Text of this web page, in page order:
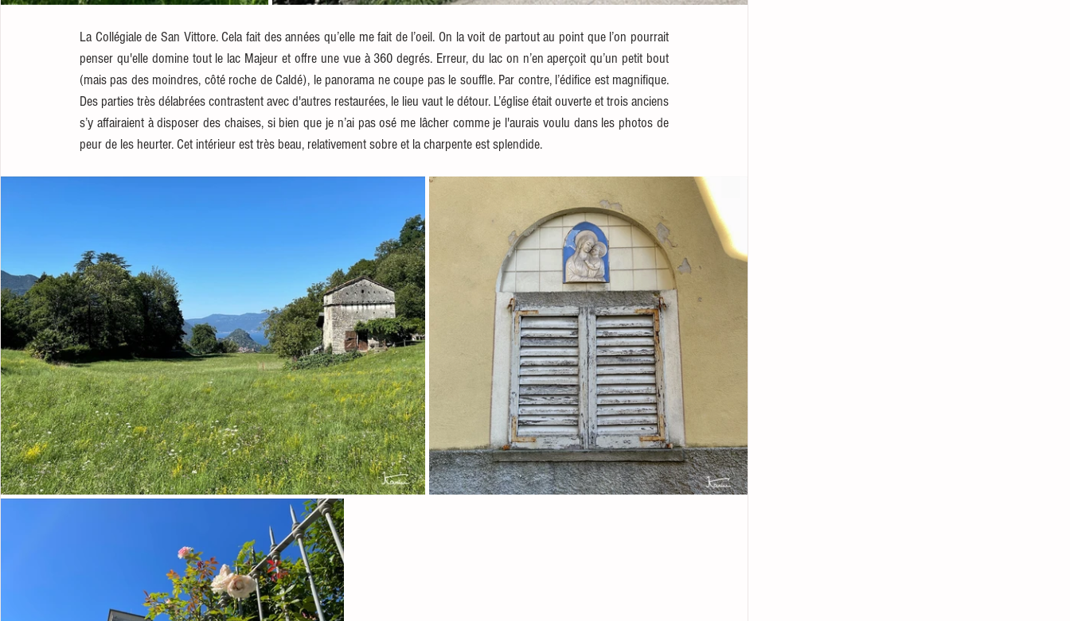
La Collégiale de San Vittore. Cela fait des années qu’elle me fait de l’oeil. On la voit de partout au point que l’on pourrait
penser qu'elle domine tout le lac Majeur et offre une vue à 360 degrés. Erreur, du lac on n’en aperçoit qu’un petit bout
(mais pas des moindres, côté roche de Caldé), le panorama ne coupe pas le souffle. Par contre, l’édifice est magnifique.
Des parties très délabrées contrastent avec d'autres restaurées, le lieu vaut le détour. L’église était ouverte et trois anciens
s’y affairaient à disposer des chaises, si bien que je n’ai pas osé me lâcher comme je l'aurais voulu dans les photos de
peur de les heurter. Cet intérieur est très beau, relativement sobre et la charpente est splendide.